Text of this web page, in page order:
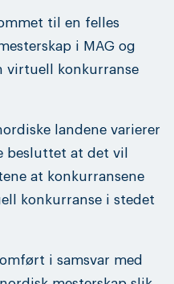
til en felles
i MAG og
virtuell konkurranse
landene varierer
besluttet at det vil
at konkurransene
konkurranse i stedet
i samsvar med